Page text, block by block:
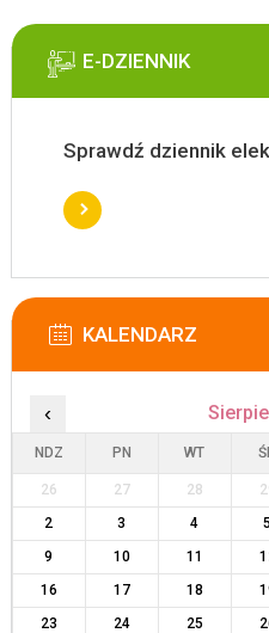
E-DZIENNIK
Sprawdź dziennik
KALENDARZ
‹
NDZ PN WT
26 27 28
2
3 4 5
9
10 11
16
17 18
23
24 25